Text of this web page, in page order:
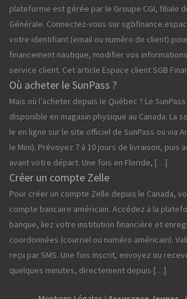
plateforme est gérée par le Groupe CGI, filiale
Générale. Connectez-vous sur
votre identifiant (email ou numéro de client)
financement nautique, modifier vos
service client. Cet article Espace client SGB
Où acheter le SunPass ?
Mais où l’acheter depuis le Québec ? Le SunPass
disponible en magasin physique au Canada. La
le en ligne sur le site officiel de SunPass ou via
le Mini). Prévoyez 7 à 10 jours de livraison, puis
avant votre départ. Une fois en Floride, […]
Créer un compte Zelle
Pour créer un compte Zelle depuis le Canada,
compte bancaire américain. Accédez à la
banque, liez votre institution financière et
coordonnées (courriel ou numéro américain).
reçu par SMS. Une fois inscrit, envoyez ou
quelques minutes, directement depuis […]